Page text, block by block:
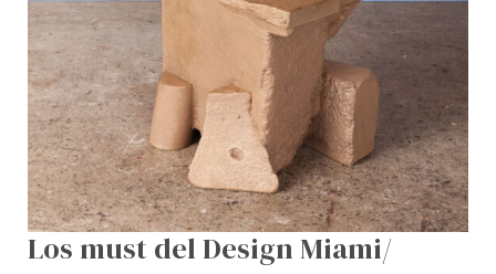
Los must del Design Miami/